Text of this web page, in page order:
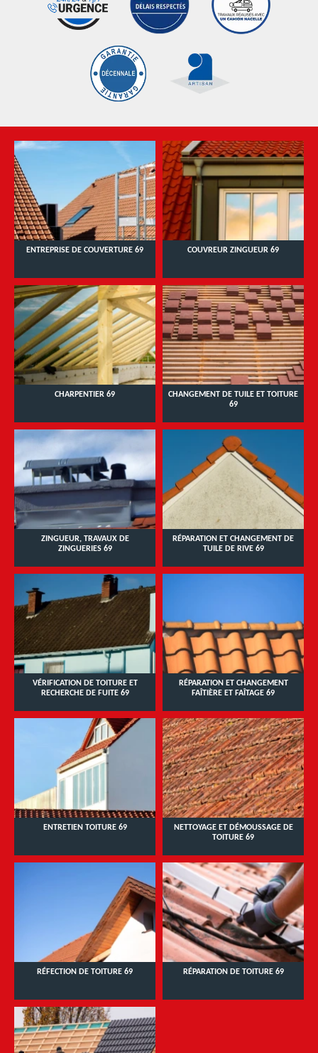
ENTREPRISE DE COUVERTURE 69 COUVREUR ZINGUEUR 69
CHARPENTIER 69
CHANGEMENT DE TUILE ET TOITURE
69
ZINGUEUR, TRAVAUX DE
ZINGUERIES 69
RÉPARATION ET CHANGEMENT DE
TUILE DE RIVE 69
VÉRIFICATION DE TOITURE ET
RECHERCHE DE FUITE 69
RÉPARATION ET CHANGEMENT
FAÎTIÈRE ET FAÎTAGE 69
ENTRETIEN TOITURE 69
NETTOYAGE ET DÉMOUSSAGE DE
TOITURE 69
RÉFECTION DE TOITURE 69 RÉPARATION DE TOITURE 69